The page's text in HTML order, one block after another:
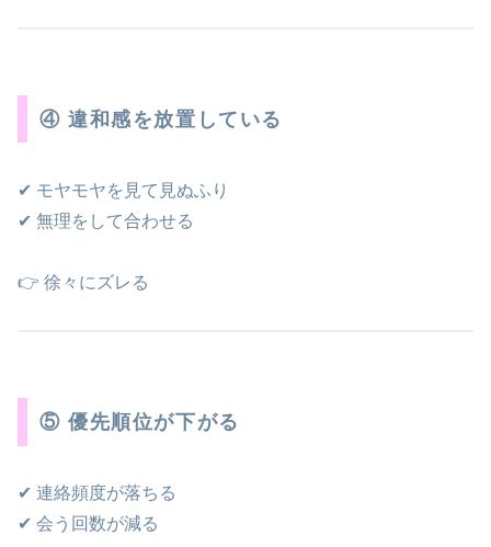
④ 違和感を放置している
✔ モヤモヤを見て見ぬふり
✔ 無理をして合わせる
👉 徐々にズレる
⑤ 優先順位が下がる
✔ 連絡頻度が落ちる
✔ 会う回数が減る